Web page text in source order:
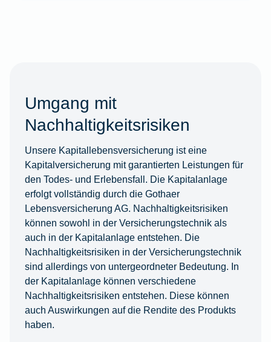
Umgang mit
Nachhaltigkeitsrisiken
Unsere Kapitallebensversicherung ist eine
Kapitalversicherung mit garantierten Leistungen für
den Todes- und Erlebensfall. Die Kapitalanlage
erfolgt vollständig durch die Gothaer
Lebensversicherung AG. Nachhaltigkeitsrisiken
können sowohl in der Versicherungstechnik als
auch in der Kapitalanlage entstehen. Die
Nachhaltigkeitsrisiken in der Versicherungstechnik
sind allerdings von untergeordneter Bedeutung. In
der Kapitalanlage können verschiedene
Nachhaltigkeitsrisiken entstehen. Diese können
auch Auswirkungen auf die Rendite des Produkts
haben.